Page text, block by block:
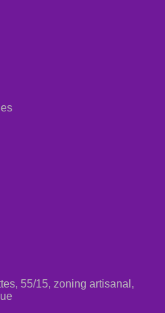
55/15, zoning artisanal,